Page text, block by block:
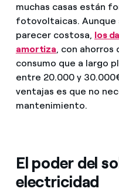
muchas casas están
fotovoltaicas. Aunque
parecer costosa, los
amortiza , con
consumo que a largo
entre 20.000 y
ventajas es que no
mantenimiento.
El poder del
electricidad